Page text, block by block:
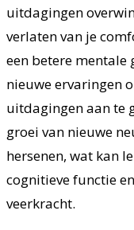
uitdagingen
verlaten van je
een betere mentale
nieuwe ervaringen
uitdagingen aan te
groei van nieuwe
hersenen, wat kan
cognitieve functie
veerkracht.